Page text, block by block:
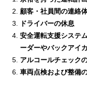
顧客・社員間の連絡
ドライバーの休息
安全運転支援システ
ーダーやバックアイ
アルコールチェック
車両点検および整備